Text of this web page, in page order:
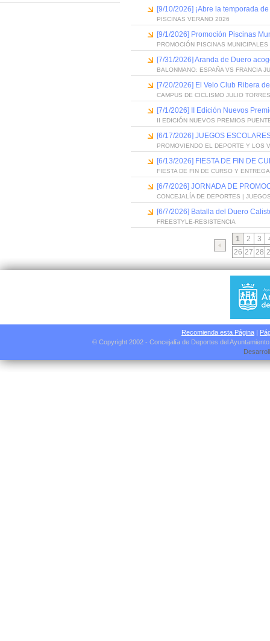
[9/10/2026] ¡Abre la temporada
PISCINAS VERANO 2026
[9/1/2026] Promoción Piscinas
PROMOCIÓN PISCINAS
[7/31/2026] Aranda de Duero
BALONMANO: ESPAÑA VS FRANCIA
[7/20/2026] El Velo Club Ribera
CAMPUS DE CICLISMO JULIO
[7/1/2026] II Edición Nuevos
II EDICIÓN NUEVOS PREMIOS
[6/17/2026] JUEGOS
PROMOVIENDO EL DEPORTE Y LOS
[6/13/2026] FIESTA DE FIN DE
FIESTA DE FIN DE CURSO Y
[6/7/2026] JORNADA DE
CONCEJALÍA DE DEPORTES |
[6/7/2026] Batalla del Duero
FREESTYLE-RESISTENCIA
1 2 3
26 27 28
Recomienda esta Página |
© Copyright 2002 - Concejalía de Deportes del